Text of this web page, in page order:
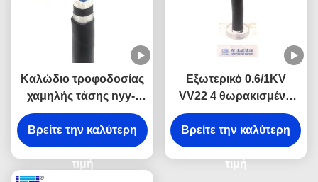
Καλώδιο τροφοδοσίας
χαμηλής τάσης nyy-j
NYY, VV μονωμένο Xlpe
τυλιγμένο PVC καλώδιο
VV22 0.6/1KV
Βρείτε την καλύτερη
τιμή
Εξωτερικό 0.6/1KV
VV22 4 θωρακισμένο
καλώδιο χαλκού
πυρήνων
αντιοξειδωτικό
Βρείτε την καλύτερη
τιμή